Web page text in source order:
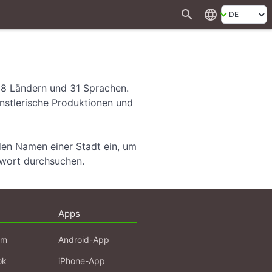
search language
Ländern und 31 Sprachen.
Produktionen und
Namen einer Stadt ein, um
durchsuchen.
Apps
Android-App
iPhone-App